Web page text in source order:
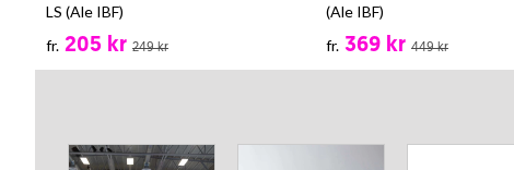
LS (Ale IBF)
fr. 205 kr 249 kr
(Ale IBF)
fr. 369 kr 449 kr